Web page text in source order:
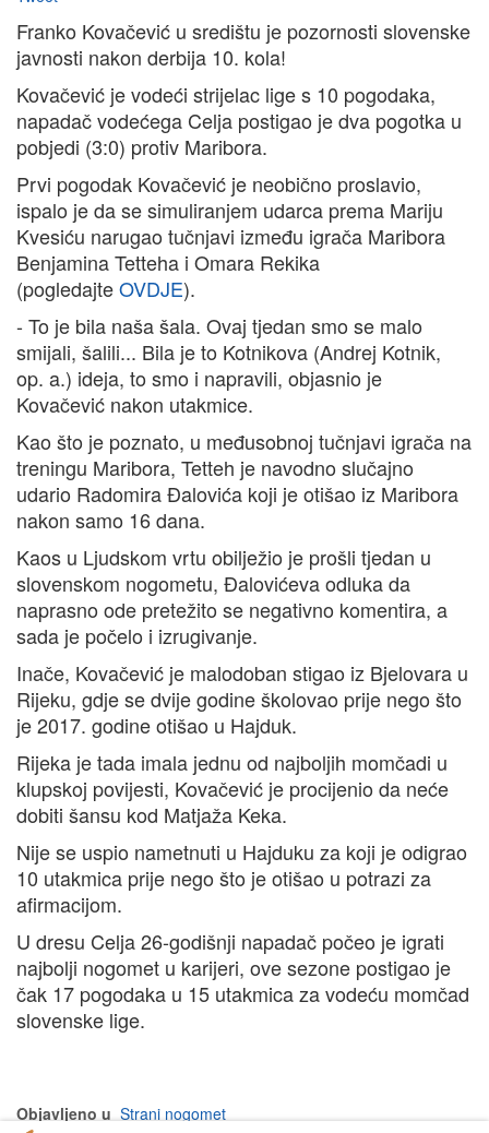
Franko Kovačević u središtu je pozornosti slovenske
javnosti nakon derbija 10. kola!
Kovačević je vodeći strijelac lige s 10 pogodaka,
napadač vodećega Celja postigao je dva pogotka u
pobjedi (3:0) protiv Maribora.
Prvi pogodak Kovačević je neobično proslavio,
ispalo je da se simuliranjem udarca prema Mariju
Kvesiću narugao tučnjavi između igrača Maribora
Benjamina Tetteha i Omara Rekika
(pogledajteOVDJE).
- To je bila naša šala. Ovaj tjedan smo se malo
smijali, šalili... Bila je to Kotnikova (Andrej Kotnik,
op. a.) ideja, to smo i napravili, objasnio je
Kovačević nakon utakmice.
Kao što je poznato, u međusobnoj tučnjavi igrača na
treningu Maribora, Tetteh je navodno slučajno
udario Radomira Đalovića koji je otišao iz Maribora
nakon samo 16 dana.
Kaos u Ljudskom vrtu obilježio je prošli tjedan u
slovenskom nogometu, Đalovićeva odluka da
naprasno ode pretežito se negativno komentira, a
sada je počelo i izrugivanje.
Inače, Kovačević je malodoban stigao iz Bjelovara u
Rijeku, gdje se dvije godine školovao prije nego što
je 2017. godine otišao u Hajduk.
Rijeka je tada imala jednu od najboljih momčadi u
klupskoj povijesti, Kovačević je procijenio da neće
dobiti šansu kod Matjaža Keka.
Nije se uspio nametnuti u Hajduku za koji je odigrao
10 utakmica prije nego što je otišao u potrazi za
afirmacijom.
U dresu Celja 26-godišnji napadač počeo je igrati
najbolji nogomet u karijeri, ove sezone postigao je
čak 17 pogodaka u 15 utakmica za vodeću momčad
slovenske lige.
Objavljeno u Strani nogomet